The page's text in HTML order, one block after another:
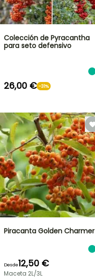
Colección de Pyracantha
para seto defensivo
26,00 € -31%
Piracanta Golden Charmer
Desde12,50 €
Maceta 2L/3L